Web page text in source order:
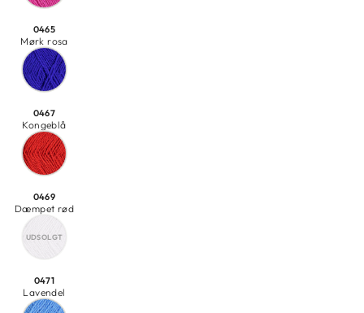
0465
Mørk rosa
0467
Kongeblå
0469
Dæmpet rød
0471
Lavendel